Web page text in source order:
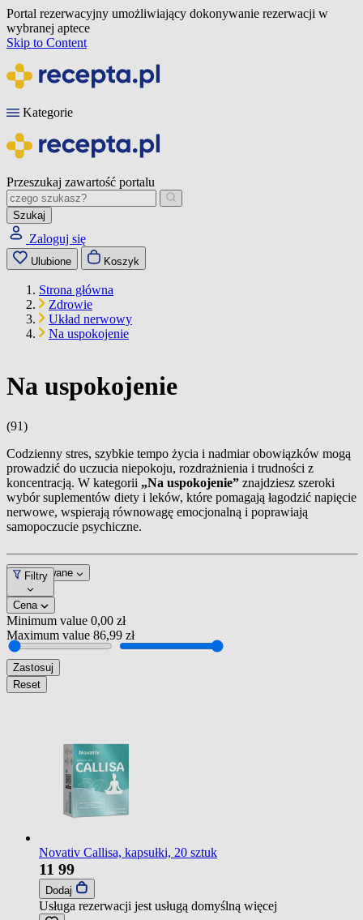
Portal rezerwacyjny umożliwiający dokonywanie rezerwacji w
wybranej aptece
Skip to Content
Kategorie
Przeszukaj zawartość portalu
Szukaj
Zaloguj się
Ulubione Koszyk
Strona główna
Zdrowie
Układ nerwowy
Na uspokojenie
Na uspokojenie
(91)
Codzienny stres, szybkie tempo życia i nadmiar obowiązków mogą
prowadzić do uczucia niepokoju, rozdrażnienia i trudności z
koncentracją. W kategorii „Na uspokojenie” znajdziesz szeroki
wybór suplementów diety i leków, które pomagają łagodzić napięcie
nerwowe, wspierają równowagę emocjonalną i poprawiają
samopoczucie psychiczne.
Dopasowane
Filtry
Cena
Minimum value 0,00 zł
Maximum value 86,99 zł
Zastosuj
Reset
Novativ Callisa, kapsułki, 20 sztuk
11 99
Dodaj
Usługa rezerwacji jest usługą domyślną więcej